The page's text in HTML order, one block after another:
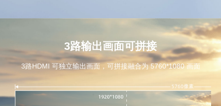
3路输出画面可拼接
3路HDMI 可独立输出画面，可拼接融合为 5760*1080 画面